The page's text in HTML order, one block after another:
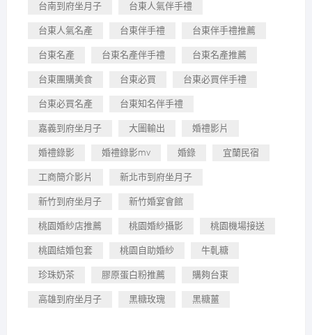
台南到府坐月子 台東人氣伴手禮
台東人氣名產 台東伴手禮 台東伴手禮推薦
台東名產 台東名產伴手禮 台東名產推薦
台東團購美食 台東必買 台東必買伴手禮
台東必買名產 台東知名伴手禮
嘉義到府坐月子 大圖輸出 婚禮影片
婚禮錄影 婚禮錄影mv 婚錄 宜蘭民宿
工商簡介影片 新北市到府坐月子
新竹到府坐月子 新竹婚宴會館
桃園婚紗店推薦 桃園婚紗攝影 桃園機場接送
桃園結婚包套 桃園自助婚紗 牛軋糖
珍珠奶茶 膠原蛋白粉推薦 購夠台東
高雄到府坐月子 黑糖玫瑰 黑糖薑